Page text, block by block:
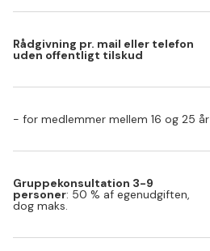
Rådgivning pr. mail eller telefon
uden offentligt tilskud
- for medlemmer mellem 16 og 25 år
Gruppekonsultation 3-9
personer: 50 % af egenudgiften,
dog maks.